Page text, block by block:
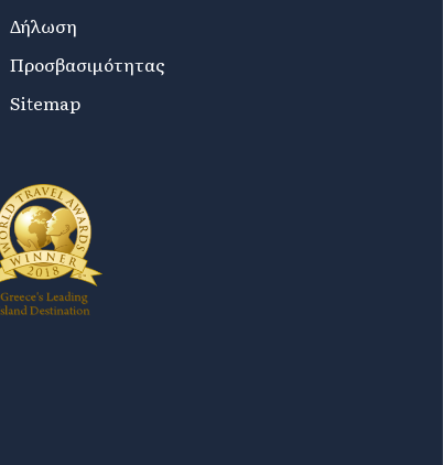
Δήλωση
Προσβασιμότητας
Sitemap